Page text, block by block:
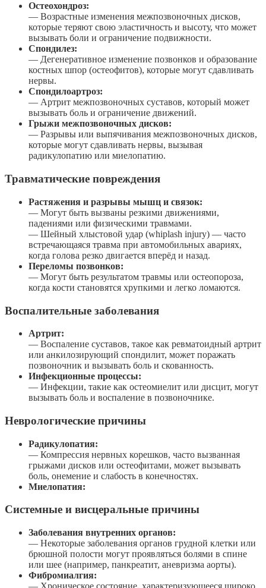
Остеохондроз:
— Возрастные изменения межпозвоночных дисков,
которые теряют свою эластичность и высоту, что может
вызывать боли и ограничение подвижности.
Спондилез:
— Дегенеративное изменение позвонков и образование
костных шпор (остеофитов), которые могут сдавливать
нервы.
Спондилоартроз:
— Артрит межпозвоночных суставов, который может
вызывать боль и ограничение движений.
Грыжи межпозвоночных дисков:
— Разрывы или выпячивания межпозвоночных дисков,
которые могут сдавливать нервы, вызывая
радикулопатию или миелопатию.
Травматические повреждения
Растяжения и разрывы мышц и связок:
— Могут быть вызваны резкими движениями,
падениями или физическими травмами.
— Шейный хлыстовой удар (whiplash injury) — часто
встречающаяся травма при автомобильных авариях,
когда голова резко двигается вперёд и назад.
Переломы позвонков:
— Могут быть результатом травмы или остеопороза,
когда кости становятся хрупкими и легко ломаются.
Воспалительные заболевания
Артрит:
— Воспаление суставов, такое как ревматоидный артрит
или анкилозирующий спондилит, может поражать
позвоночник и вызывать боль и скованность.
Инфекционные процессы:
— Инфекции, такие как остеомиелит или дисцит, могут
вызывать боль и воспаление в позвоночнике.
Неврологические причины
Радикулопатия:
— Компрессия нервных корешков, часто вызванная
грыжами дисков или остеофитами, может вызывать
боль, онемение и слабость в конечностях.
Миелопатия:
Системные и висцеральные причины
Заболевания внутренних органов:
— Некоторые заболевания органов грудной клетки или
брюшной полости могут проявляться болями в спине
или шее (например, панкреатит, аневризма аорты).
Фибромиалгия: